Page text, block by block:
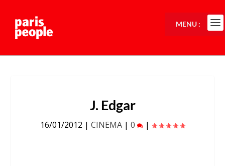
J. Edgar
16/01/2012 | CINEMA | 0 |
MENU :